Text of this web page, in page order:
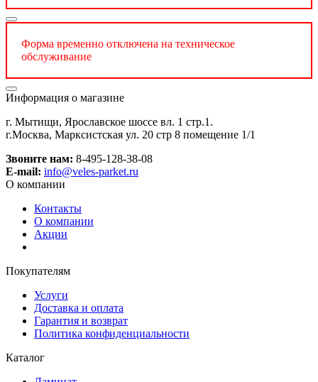
Форма временно отключена на техническое
обслуживание
Информация о магазине
г. Мытищи, Ярославское шоссе вл. 1 стр.1.
г.Москва, Марксистская ул. 20 стр 8 помещение 1/1
Звоните нам: 8-495-128-38-08
E-mail: info@veles-parket.ru
О компании
Контакты
О компании
Акции
Покупателям
Услуги
Доставка и оплата
Гарантия и возврат
Политика конфиденциальности
Каталог